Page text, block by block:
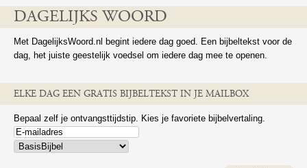
DAGELIJKS WOORD
Met DagelijksWoord.nl begint iedere dag goed. Een bijbeltekst voor de
dag, het juiste geestelijk voedsel om iedere dag mee te openen.
ELKE DAG EEN GRATIS BIJBELTEKST IN JE MAILBOX
Bepaal zelf je ontvangsttijdstip. Kies je favoriete bijbelvertaling.